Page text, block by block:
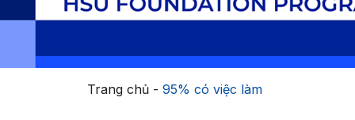
Trang chủ- 95% có việc làm